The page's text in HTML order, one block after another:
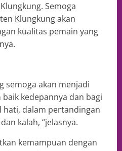
Semoga
Klungkung akan
kualitas pemain yang
semoga akan menjadi
kedepannya dan bagi
hati, dalam pertandingan
kalah, “jelasnya.
kemampuan dengan